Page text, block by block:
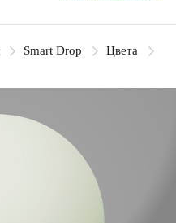
Smart Drop Цвета